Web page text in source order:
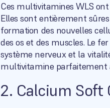
Ces multivitamines WLS
Elles sont entièrement
formation des nouvelles
des os et des muscles. Le
système nerveux et la
multivitamine parfaitement
2. Calcium Soft